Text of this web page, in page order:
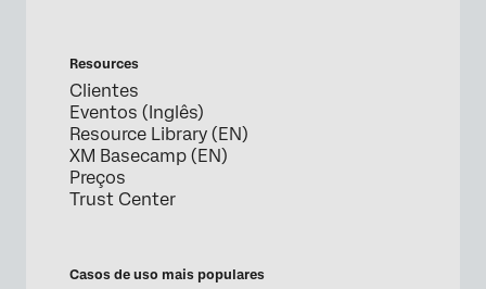
Resources
Clientes
Eventos (Inglês)
Resource Library (EN)
XM Basecamp (EN)
Preços
Trust Center
Casos de uso mais populares